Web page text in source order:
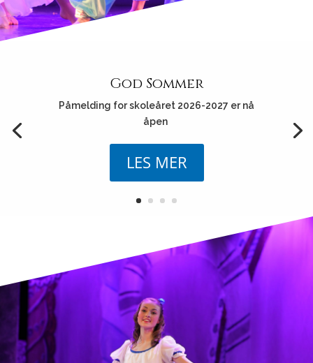
God Sommer
Påmelding for skoleåret 2026-2027 er nå
åpen
LES MER